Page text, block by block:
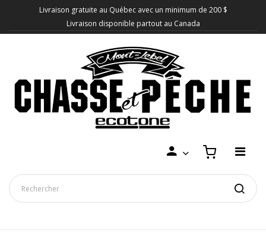
Livraison gratuite au Québec avec un minimum de 200 $
Livraison disponible partout au Canada